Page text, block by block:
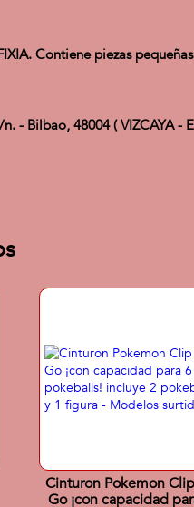
Contiene piezas
- Bilbao, 48004 ( VIZCAYA -
Cinturon Pokemon
Go ¡con capacidad